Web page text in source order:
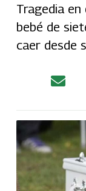
Tragedia
bebé de
caer desde